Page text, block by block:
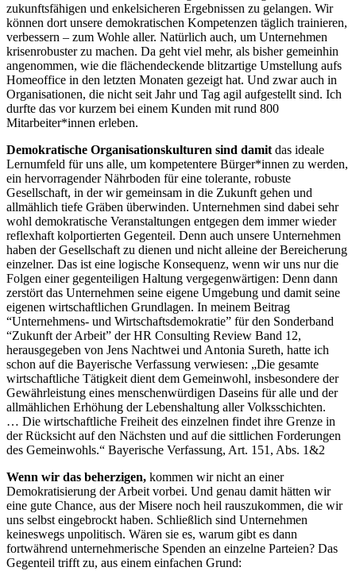
zukunftsfähigen und enkelsicheren Ergebnissen zu gelangen. Wir
können dort unsere demokratischen Kompetenzen täglich trainieren,
verbessern – zum Wohle aller. Natürlich auch, um Unternehmen
krisenrobuster zu machen. Da geht viel mehr, als bisher gemeinhin
angenommen, wie die flächendeckende blitzartige Umstellung aufs
Homeoffice in den letzten Monaten gezeigt hat. Und zwar auch in
Organisationen, die nicht seit Jahr und Tag agil aufgestellt sind. Ich
durfte das vor kurzem bei einem Kunden mit rund 800
Mitarbeiter*innen erleben.
Demokratische Organisationskulturen sind damit das ideale
Lernumfeld für uns alle, um kompetentere Bürger*innen zu werden,
ein hervorragender Nährboden für eine tolerante, robuste
Gesellschaft, in der wir gemeinsam in die Zukunft gehen und
allmählich tiefe Gräben überwinden. Unternehmen sind dabei sehr
wohl demokratische Veranstaltungen entgegen dem immer wieder
reflexhaft kolportierten Gegenteil. Denn auch unsere Unternehmen
haben der Gesellschaft zu dienen und nicht alleine der Bereicherung
einzelner. Das ist eine logische Konsequenz, wenn wir uns nur die
Folgen einer gegenteiligen Haltung vergegenwärtigen: Denn dann
zerstört das Unternehmen seine eigene Umgebung und damit seine
eigenen wirtschaftlichen Grundlagen. In meinem Beitrag
“Unternehmens- und Wirtschaftsdemokratie” für den Sonderband
“Zukunft der Arbeit” der HR Consulting Review Band 12,
herausgegeben von Jens Nachtwei und Antonia Sureth, hatte ich
schon auf die Bayerische Verfassung verwiesen: „Die gesamte
wirtschaftliche Tätigkeit dient dem Gemeinwohl, insbesondere der
Gewährleistung eines menschenwürdigen Daseins für alle und der
allmählichen Erhöhung der Lebenshaltung aller Volksschichten.
… Die wirtschaftliche Freiheit des einzelnen findet ihre Grenze in
der Rücksicht auf den Nächsten und auf die sittlichen Forderungen
des Gemeinwohls.“ Bayerische Verfassung, Art. 151, Abs. 1&2
Wenn wir das beherzigen, kommen wir nicht an einer
Demokratisierung der Arbeit vorbei. Und genau damit hätten wir
eine gute Chance, aus der Misere noch heil rauszukommen, die wir
uns selbst eingebrockt haben. Schließlich sind Unternehmen
keineswegs unpolitisch. Wären sie es, warum gibt es dann
fortwährend unternehmerische Spenden an einzelne Parteien? Das
Gegenteil trifft zu, aus einem einfachen Grund: